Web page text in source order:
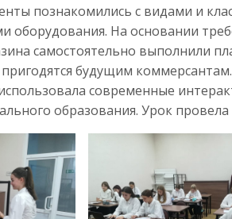
познакомились с видами и
оборудования. На основании
самостоятельно выполнили
будущим коммерсантам.
современные
образования. Урок